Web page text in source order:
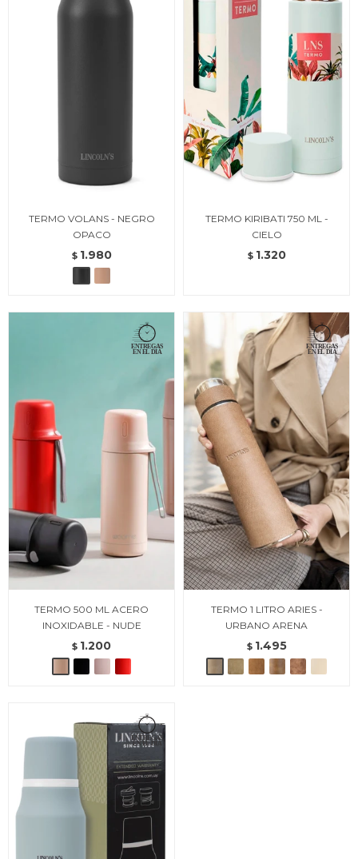
TERMO VOLANS - NEGRO
OPACO
$ 1.980
TERMO KIRIBATI 750 ML -
CIELO
$ 1.320
TERMO 500 ML ACERO
INOXIDABLE - NUDE
$ 1.200
TERMO 1 LITRO ARIES -
URBANO ARENA
$ 1.495